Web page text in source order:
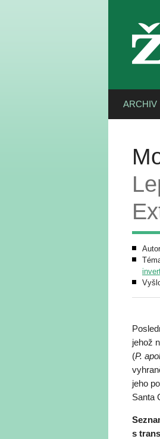
ARCHIV
jehož
(P.
jeho
Santa
s